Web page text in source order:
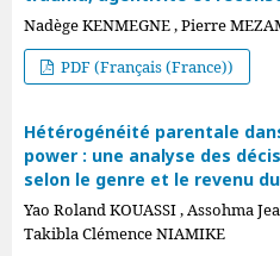
Nadège KENMEGNE , Pierre
PDF (Français (France))
Hétérogénéité parentale
power : une analyse des
selon le genre et le revenu
Yao Roland KOUASSI , Assohma
Takibla Clémence NIAMIKE